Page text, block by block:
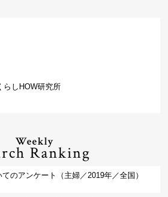
らしHOW研究所
Weekly
Ranking
のアンケート（主婦／2019年／全国）